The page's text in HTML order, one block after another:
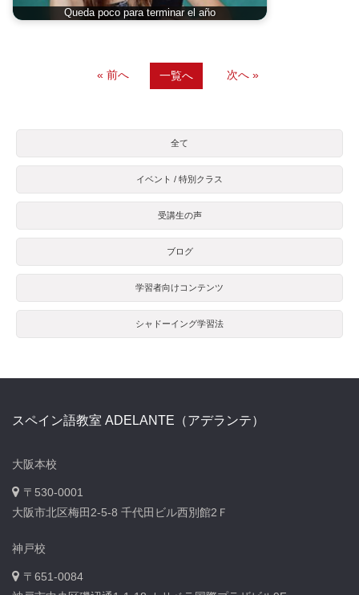
Queda poco para terminar el año
« 前へ 一覧へ 次へ »
全て
イベント / 特別クラス
受講生の声
ブログ
学習者向けコンテンツ
シャドーイング学習法
スペイン語教室 ADELANTE（アデランテ）
大阪本校
〒530-0001
大阪市北区梅田2-5-8 千代田ビル西別館2Ｆ
神戸校
〒651-0084